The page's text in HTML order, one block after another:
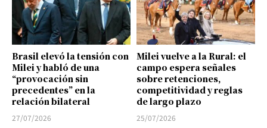
Brasil elevó la tensión con
Milei y habló de una
“provocación sin
precedentes” en la
relación bilateral
27/07/2026
Milei vuelve a la Rural: el
campo espera señales
sobre retenciones,
competitividad y reglas
de largo plazo
25/07/2026